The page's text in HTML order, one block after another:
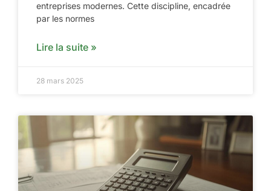
entreprises modernes. Cette discipline, encadrée
par les normes
Lire la suite »
28 mars 2025